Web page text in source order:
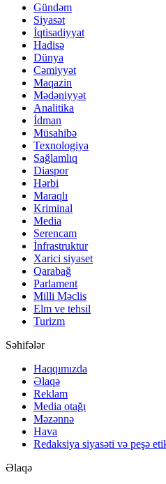
Gündəm
Siyasət
İqtisadiyyat
Hadisə
Dünya
Cəmiyyət
Maqazin
Mədəniyyət
Analitika
İdman
Müsahibə
Texnologiya
Sağlamlıq
Diaspor
Hərbi
Maraqlı
Kriminal
Media
Serencam
İnfrastruktur
Xarici siyaset
Qarabağ
Parlament
Milli Məclis
Elm ve tehsil
Turizm
Səhifələr
Haqqımızda
Əlaqə
Reklam
Media otağı
Məzənnə
Hava
Redaksiya siyasəti və peşə
Əlaqə